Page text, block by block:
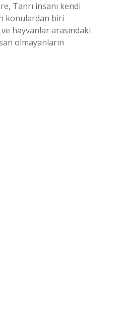
Tanrı insanı kendi
konulardan biri
hayvanlar arasındaki
olmayanların